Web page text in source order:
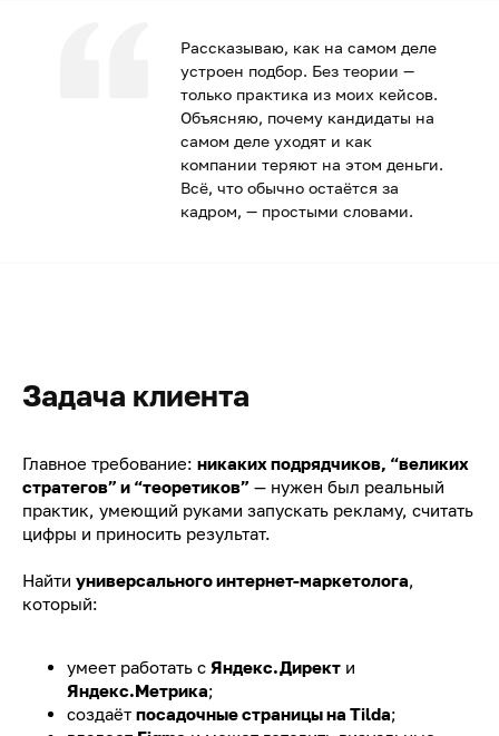
Рассказываю, как на самом деле
устроен подбор. Без теории —
только практика из моих кейсов.
Объясняю, почему кандидаты на
самом деле уходят и как
компании теряют на этом деньги.
Всё, что обычно остаётся за
кадром, — простыми словами.
Задача клиента
Главное требование: никаких подрядчиков, “великих
стратегов” и “теоретиков” — нужен был реальный
практик, умеющий руками запускать рекламу, считать
цифры и приносить результат.
Найти универсального интернет-маркетолога,
который:
умеет работать с Яндекс.Директ и
Яндекс.Метрика;
создаёт посадочные страницы на Tilda;